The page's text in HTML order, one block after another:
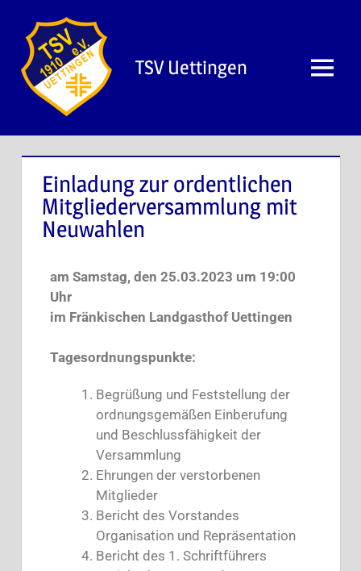
TSV Uettingen
Einladung zur ordentlichen
Mitgliederversammlung mit
Neuwahlen
am Samstag, den 25.03.2023 um 19:00
Uhr
im Fränkischen Landgasthof Uettingen
Tagesordnungspunkte:
Begrüßung und Feststellung der
ordnungsgemäßen Einberufung
und Beschlussfähigkeit der
Versammlung
Ehrungen der verstorbenen
Mitglieder
Bericht des Vorstandes
Organisation und Repräsentation
Bericht des 1. Schriftführers